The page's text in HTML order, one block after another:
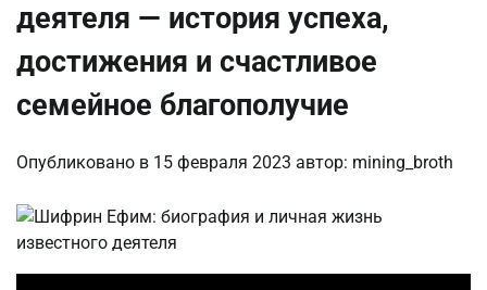
деятеля — история успеха,
достижения и счастливое
семейное благополучие
Опубликовано в 15 февраля 2023 автор: mining_broth